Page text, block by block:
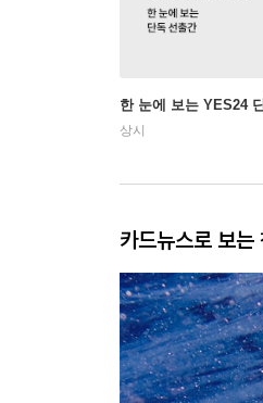
한 눈에 보는 YES24
상시
카드뉴스로 보는